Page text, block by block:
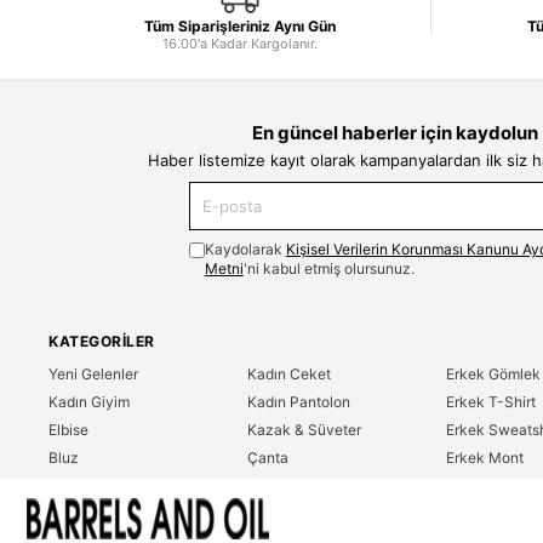
Tüm Siparişleriniz Aynı Gün
16.00'a Kadar Kargolanır.
En güncel haberler için kaydolun
Haber listemize kayıt olarak kampanyalardan ilk siz
Kaydolarak Kişisel Verilerin Korunması Kanunu
Metni'ni kabul etmiş olursunuz.
KATEGORILER
Yeni Gelenler
Kadın Giyim
Elbise
Bluz
T-Shirt
Kadın Ceket
Kadın Pantolon
Kazak & Süveter
Çanta
Erkek Gömlek
Erkek T-Shirt
Erkek
Erkek Mont